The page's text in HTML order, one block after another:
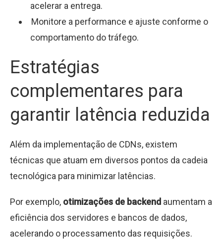
acelerar a entrega.
Monitore a performance e ajuste conforme o
comportamento do tráfego.
Estratégias
complementares para
garantir latência reduzida
Além da implementação de CDNs, existem
técnicas que atuam em diversos pontos da cadeia
tecnológica para minimizar latências.
Por exemplo, otimizações de backend aumentam a
eficiência dos servidores e bancos de dados,
acelerando o processamento das requisições.